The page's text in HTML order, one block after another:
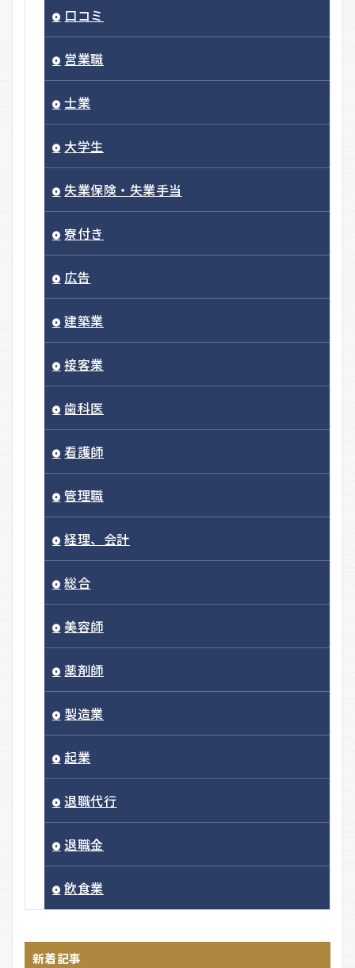
口コミ
営業職
士業
大学生
失業保険・失業手当
寮付き
広告
建築業
接客業
歯科医
看護師
管理職
経理、会計
総合
美容師
薬剤師
製造業
起業
退職代行
退職金
飲食業
新着記事